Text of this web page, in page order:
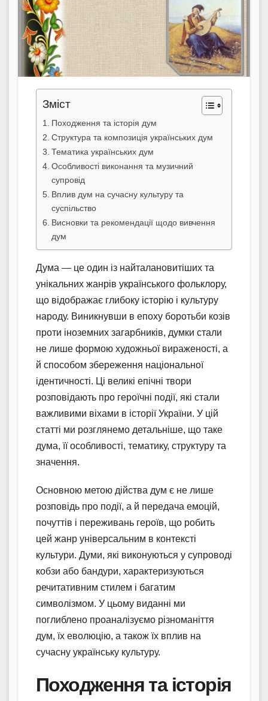
Зміст
Походження та історія дум
Структура та композиція українських дум
Тематика українських дум
Особливості виконання та музичний
супровід
Вплив дум на сучасну культуру та
суспільство
Висновки та рекомендації щодо вивчення
дум
Дума — це один із найталановитіших та
унікальних жанрів українського фольклору,
що відображає глибоку історію і культуру
народу. Виникнувши в епоху боротьби козів
проти іноземних загарбників, думки стали
не лише формою художньої вираженості, а
й способом збереження національної
ідентичності. Ці великі епічні твори
розповідають про героїчні події, які стали
важливими віхами в історії України. У цій
статті ми розглянемо детальніше, що таке
дума, її особливості, тематику, структуру та
значення.
Основною метою дійства дум є не лише
розповідь про події, а й передача емоцій,
почуттів і переживань героїв, що робить
цей жанр універсальним в контексті
культури. Думи, які виконуються у супроводі
кобзи або бандури, характеризуються
речитативним стилем і багатим
символізмом. У цьому виданні ми
поглиблено проаналізуємо різноманіття
дум, їх еволюцію, а також їх вплив на
сучасну українську культуру.
Походження та історія